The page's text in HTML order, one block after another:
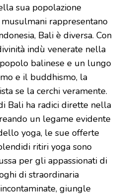
sua popolazione
rappresentano
Bali è diversa. Con
indù venerate nella
balinese e un lungo
e il buddhismo, la
se la cerchi veramente.
Bali ha radici dirette nella
un legame evidente
yoga, le sue offerte
ritiri yoga sono
per gli appassionati di
di straordinaria
giungle